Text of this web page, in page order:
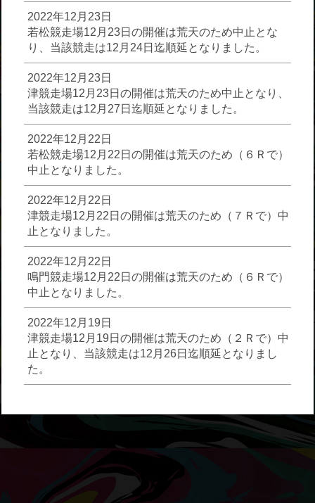
2022年12月23日
若松競走場12月23日の開催は荒天のため中止とな
り、当該競走は12月24日迄順延となりました。
2022年12月23日
津競走場12月23日の開催は荒天のため中止となり、
当該競走は12月27日迄順延となりました。
2022年12月22日
若松競走場12月22日の開催は荒天のため（６Ｒで）
中止となりました。
2022年12月22日
津競走場12月22日の開催は荒天のため（７Ｒで）中
止となりました。
2022年12月22日
鳴門競走場12月22日の開催は荒天のため（６Ｒで）
中止となりました。
2022年12月19日
津競走場12月19日の開催は荒天のため（２Ｒで）中
止となり、当該競走は12月26日迄順延となりまし
た。